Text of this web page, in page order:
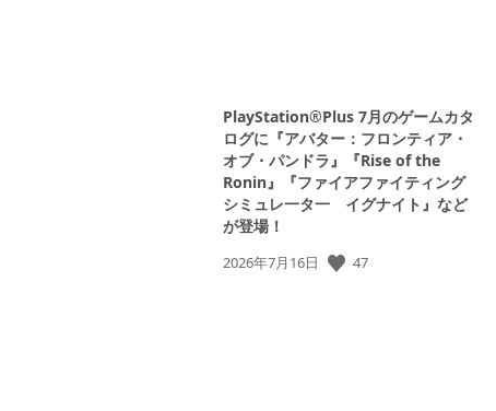
PlayStation®Plus 7月のゲームカタ
ログに『アバター：フロンティア・
オブ・パンドラ』『Rise of the
Ronin』『ファイアファイティング
シミュレ一タ一 イグナイト』など
が登場！
公
2026年7月16日 47